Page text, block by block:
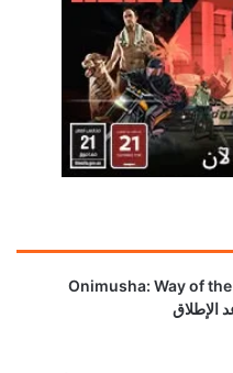
عرض جديد للعبة Onimusha: Way of the